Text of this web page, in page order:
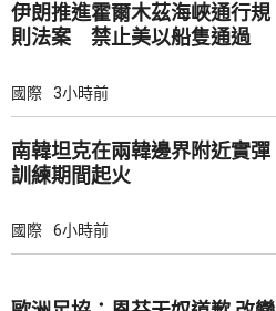
伊朗推進霍爾木茲海峽通行規
則法案 禁止美以船隻通過
國際 3小時前
南韓坦克在兩韓邊界附近實彈
訓練期間起火
國際 6小時前